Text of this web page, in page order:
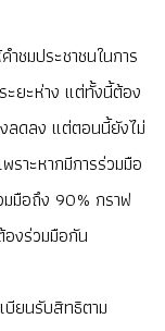
ชมประชาชนในการ
ะยะห่าง แต่ทั้งนี้ต้อง
ลดลง แต่ตอนนี้ยังไม่
ราะหากมีการร่วมมือ
มือถึง 90% กราฟ
งร่วมมือกัน
ยนรับสิทธิตาม